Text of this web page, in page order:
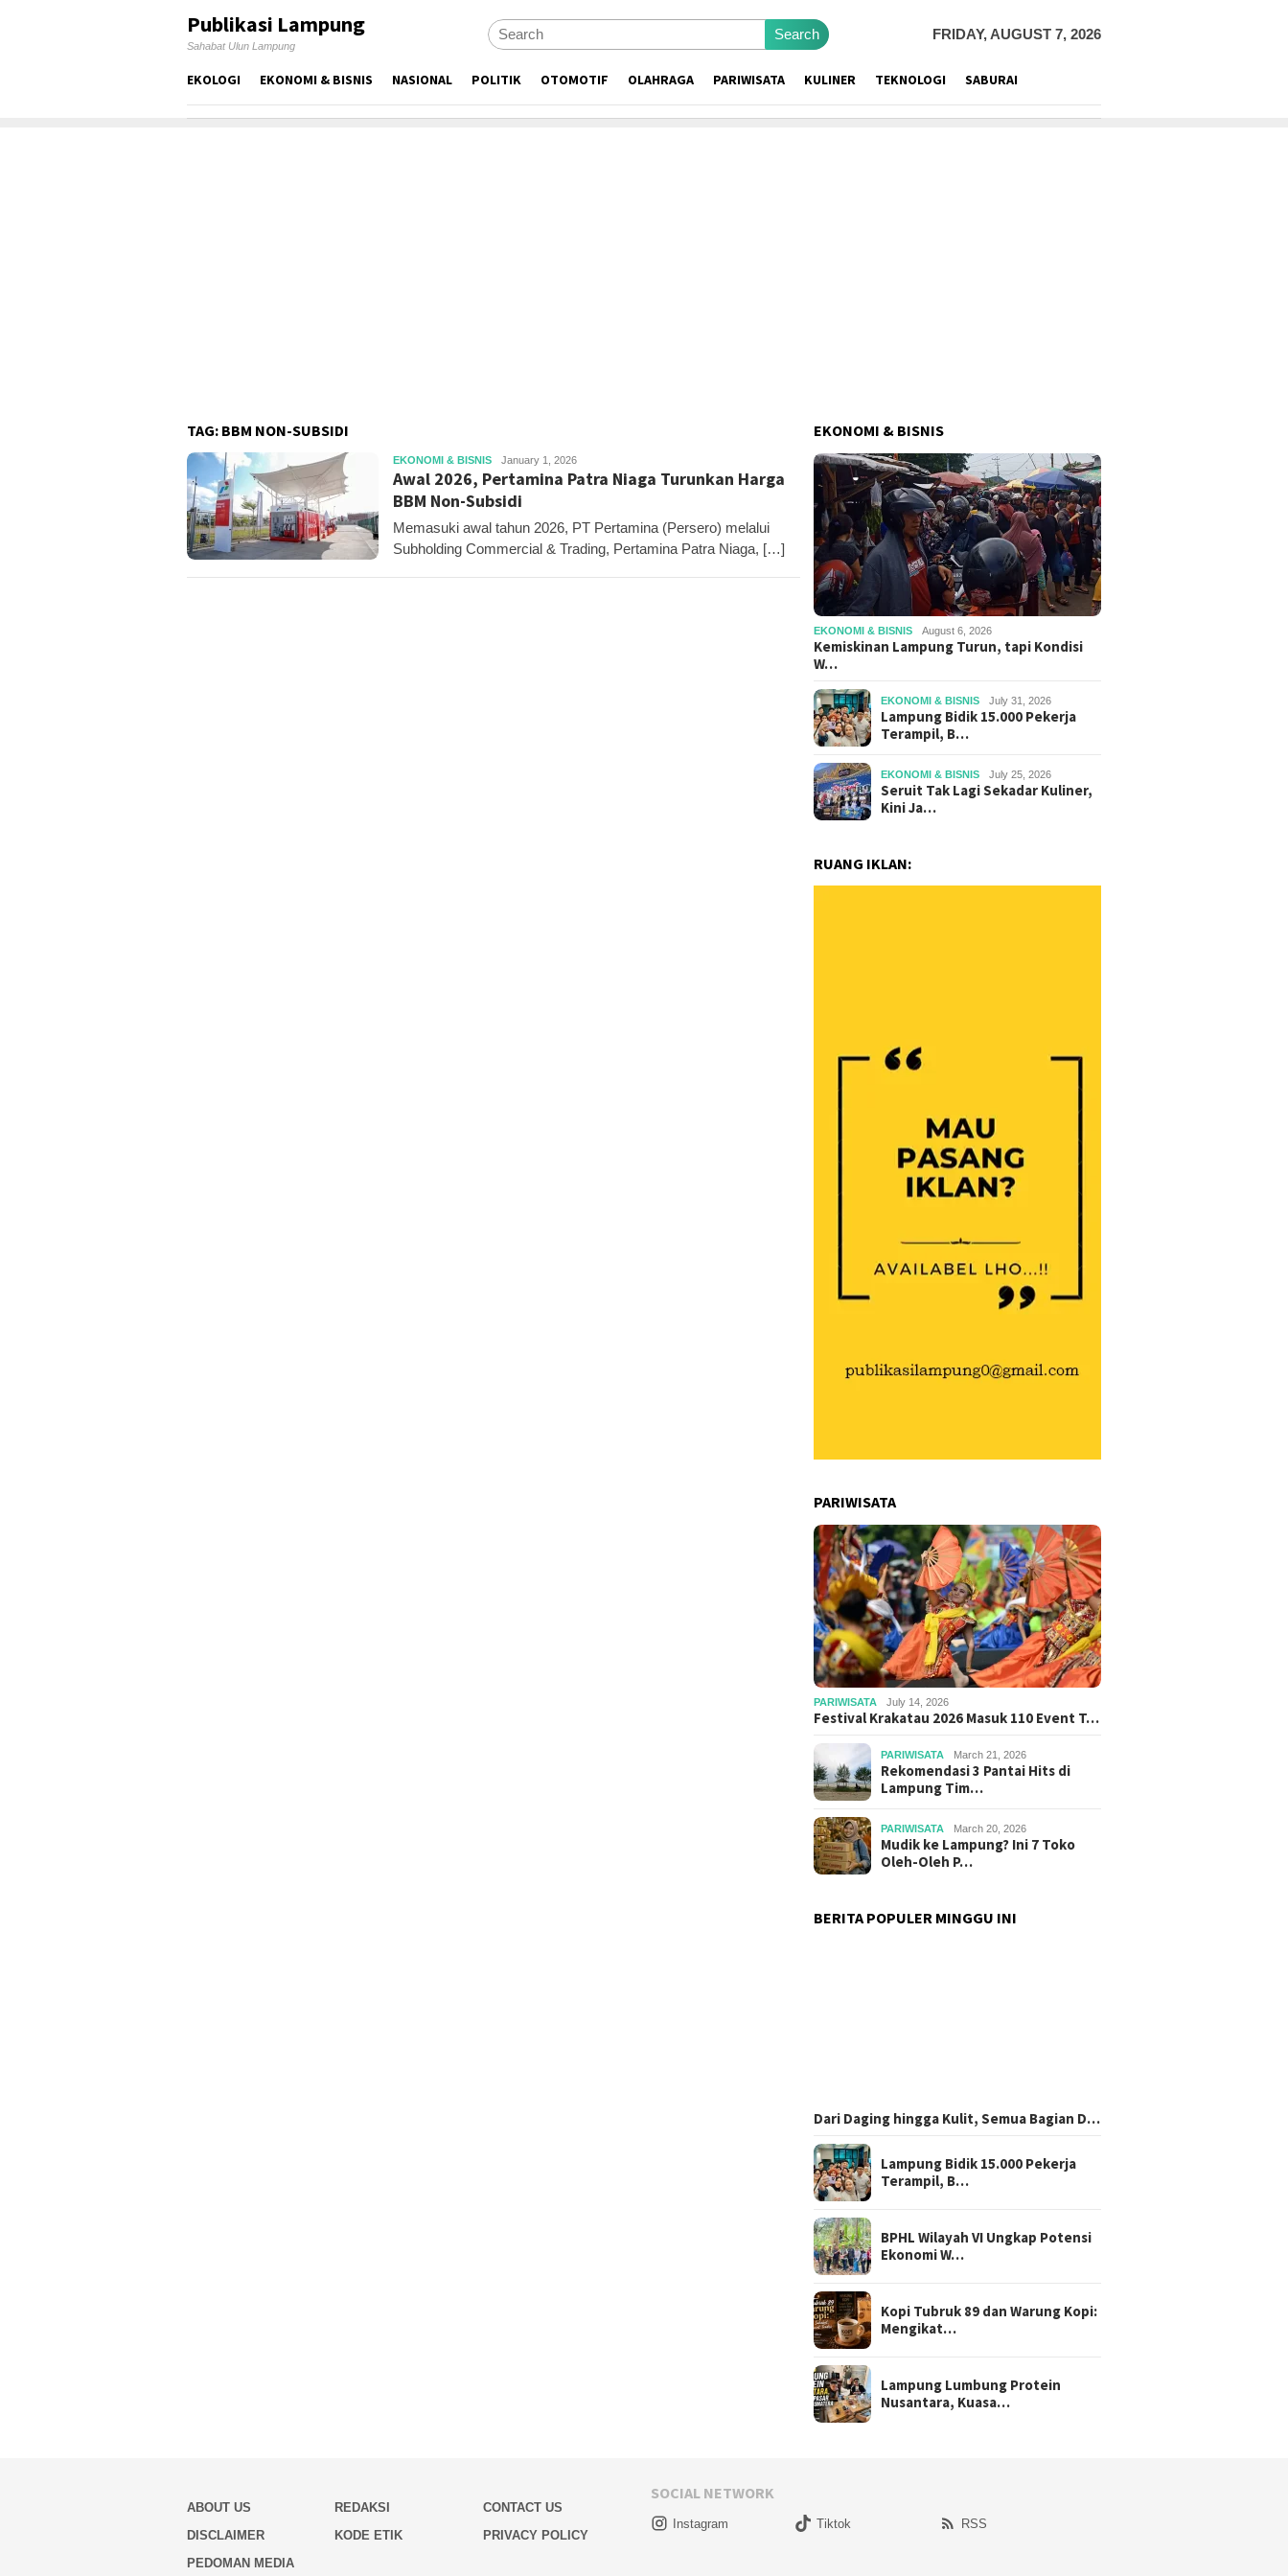
Publikasi Lampung
Sahabat Ulun Lampung
Search FRIDAY, AUGUST 7, 2026
EKOLOGI EKONOMI & BISNIS NASIONAL POLITIK OTOMOTIF OLAHRAGA PARIWISATA KULINER TEKNOLOGI SABURAI
TAG: BBM NON-SUBSIDI
EKONOMI & BISNISEditor
January 1, 2026
Awal 2026, Pertamina Patra Niaga Turunkan Harga
BBM Non-Subsidi
Memasuki awal tahun 2026, PT Pertamina (Persero) melalui
Subholding Commercial & Trading, Pertamina Patra Niaga, […]
EKONOMI & BISNIS
EKONOMI & BISNIS August 6, 2026
Kemiskinan Lampung Turun, tapi Kondisi
W…
EKONOMI & BISNIS July 31, 2026
Lampung Bidik 15.000 Pekerja
Terampil, B…
EKONOMI & BISNIS July 25, 2026
Seruit Tak Lagi Sekadar Kuliner,
Kini Ja…
RUANG IKLAN:
PARIWISATA
PARIWISATA July 14, 2026
Festival Krakatau 2026 Masuk 110 Event T…
PARIWISATA March 21, 2026
Rekomendasi 3 Pantai Hits di
Lampung Tim…
PARIWISATA March 20, 2026
Mudik ke Lampung? Ini 7 Toko
Oleh-Oleh P…
BERITA POPULER MINGGU INI
Dari Daging hingga Kulit, Semua Bagian D…
Lampung Bidik 15.000 Pekerja
Terampil, B…
BPHL Wilayah VI Ungkap Potensi
Ekonomi W…
Kopi Tubruk 89 dan Warung Kopi:
Mengikat…
Lampung Lumbung Protein
Nusantara, Kuasa…
ABOUT US REDAKSI
CONTACT US
DISCLAIMER
KODE ETIK
PRIVACY POLICY
PEDOMAN MEDIA
SOCIAL NETWORK
Instagram Tiktok RSS